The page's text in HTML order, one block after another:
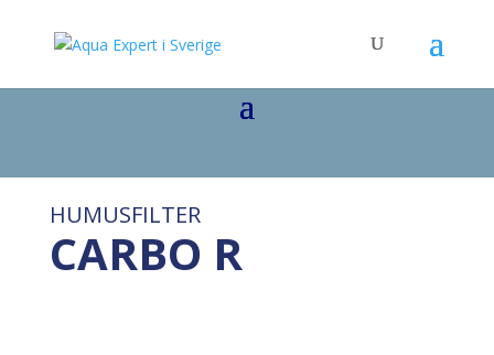
HUMUSFILTER
CARBO R